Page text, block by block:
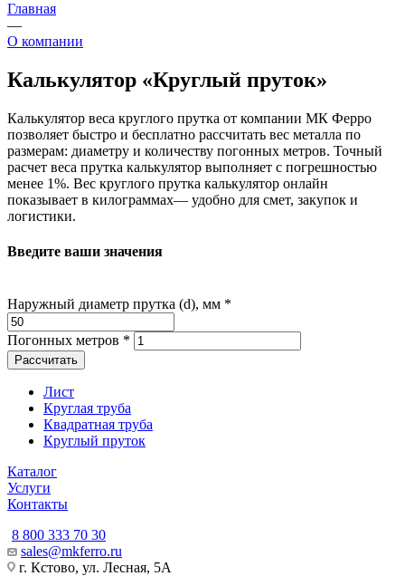
Главная
—
О компании
Калькулятор «Круглый пруток»
Калькулятор веса круглого прутка от компании МК Ферро
позволяет быстро и бесплатно рассчитать вес металла по
размерам: диаметру и количеству погонных метров. Точный
расчет веса прутка калькулятор выполняет с погрешностью
менее 1%. Вес круглого прутка калькулятор онлайн
показывает в килограммах— удобно для смет, закупок и
логистики.
Введите ваши значения
Наружный диаметр прутка (d), мм *
Погонных метров *
Рассчитать
Лист
Круглая труба
Квадратная труба
Круглый пруток
Каталог
Услуги
Контакты
8 800 333 70 30
sales@mkferro.ru
г. Кстово, ул. Лесная, 5А